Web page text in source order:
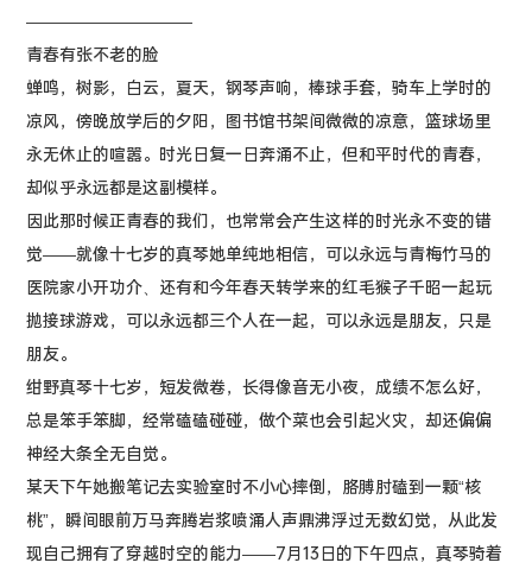
——————————
青春有张不老的脸
蝉鸣，树影，白云，夏天，钢琴声响，棒球手套，骑车上学时的
凉风，傍晚放学后的夕阳，图书馆书架间微微的凉意，篮球场里
永无休止的喧嚣。时光日复一日奔涌不止，但和平时代的青春，
却似乎永远都是这副模样。
因此那时候正青春的我们，也常常会产生这样的时光永不变的错
觉——就像十七岁的真琴她单纯地相信，可以永远与青梅竹马的
医院家小开功介、还有和今年春天转学来的红毛猴子千昭一起玩
抛接球游戏，可以永远都三个人在一起，可以永远是朋友，只是
朋友。
绀野真琴十七岁，短发微卷，长得像音无小夜，成绩不怎么好，
总是笨手笨脚，经常磕磕碰碰，做个菜也会引起火灾，却还偏偏
神经大条全无自觉。
某天下午她搬笔记去实验室时不小心摔倒，胳膊肘磕到一颗“核
桃”，瞬间眼前万马奔腾岩浆喷涌人声鼎沸浮过无数幻觉，从此发
现自己拥有了穿越时空的能力——7月13日的下午四点，真琴骑着